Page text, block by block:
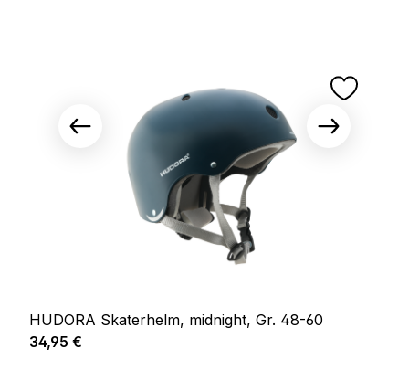
HUDORA Skaterhelm, midnight, Gr. 48-60
Regulärer Preis:
34,95 €